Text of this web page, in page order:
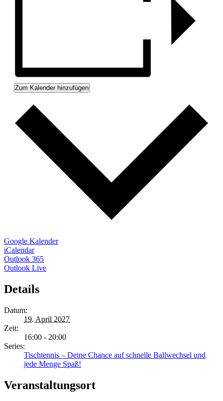
Zum Kalender hinzufügen
Google Kalender
iCalendar
Outlook 365
Outlook Live
Details
Datum:
19. April 2027
Zeit:
16:00 - 20:00
Series:
Tischtennis – Deine Chance auf schnelle Ballwechsel und
jede Menge Spaß!
Veranstaltungsort